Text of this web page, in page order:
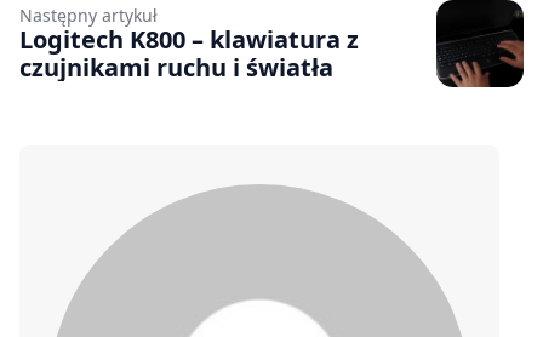
Następny artykuł
Logitech K800 – klawiatura z
czujnikami ruchu i światła